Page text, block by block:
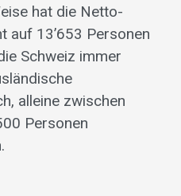
hat die Netto-
auf 13’653 Personen
Schweiz immer
alleine zwischen
Personen